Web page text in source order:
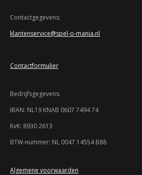
4
8
0
9
5
s
e
r
n n
Contactgegevens:
klantenservice@spel-o-mania.nl
Contactformulier
Bedrijfsgegevens:
IBAN: NL19 KNAB 0607 7494 74
KvK: 8930 2613
BTW-nummer: NL 0047 14554 B88
Algemene voorwaarden